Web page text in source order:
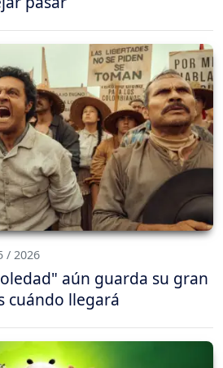
/ 2026
aún guarda su gran
cuándo llegará